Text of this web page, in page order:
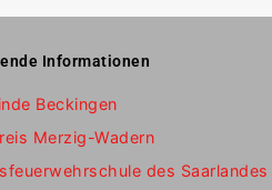
Informationen
Beckingen
Merzig-Wadern
des Saarlandes